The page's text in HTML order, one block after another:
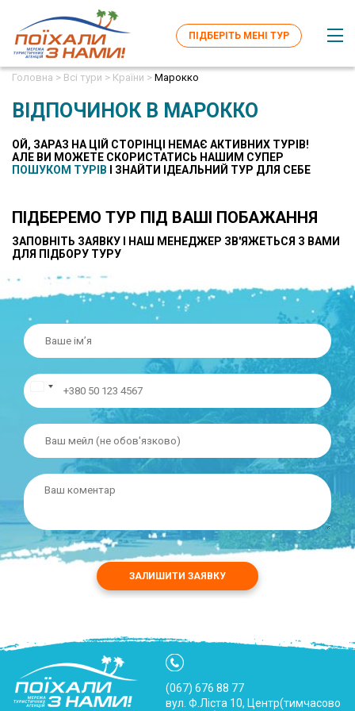
ПІДБЕРІТЬ МЕНІ ТУР
Головна > Всі тури > Країни > Марокко
ВІДПОЧИНОК В МАРОККО
ОЙ, ЗАРАЗ НА ЦІЙ СТОРІНЦІ НЕМАЄ АКТИВНИХ ТУРІВ!
AЛЕ ВИ МОЖЕТЕ СКОРИСТАТИСЬ НАШИМ СУПЕР
ПОШУКОМ ТУРІВ І ЗНАЙТИ ІДЕАЛЬНИЙ ТУР ДЛЯ СЕБЕ
ПІДБЕРЕМО ТУР ПІД ВАШІ ПОБАЖАННЯ
ЗАПОВНІТЬ ЗАЯВКУ І НАШ МЕНЕДЖЕР ЗВ'ЯЖЕТЬСЯ З ВАМИ
ДЛЯ ПІДБОРУ ТУРУ
ЗАЛИШИТИ ЗАЯВКУ
(067) 676 88 77
вул. Ф.Ліста 10, Центр(тимчасово